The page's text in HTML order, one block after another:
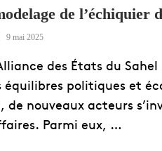
de l’échiquier
9 mai 2025
des États du Sahel
politiques et
de nouveaux acteurs
Parmi eux, …